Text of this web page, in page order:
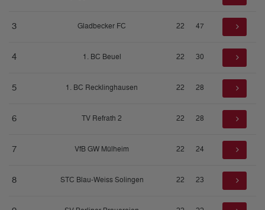
3 Gladbecker FC 22 47
4 1. BC Beuel 22 30
5 1. BC Recklinghausen 22 28
6 TV Refrath 2 22 28
7 VfB GW Mülheim 22 24
8 STC Blau-Weiss Solingen 22 23